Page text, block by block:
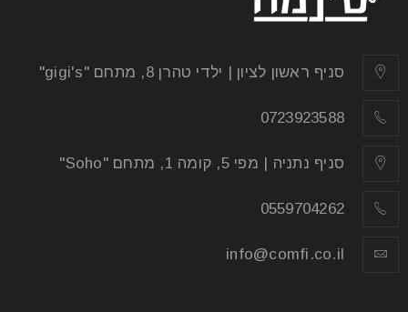
סניף ראשון לציון | ילדי טהרן 8, מתחם "gigi's"
0723923588
סניף נתניה | מפי 5, קומה 1, מתחם "Soho"
0559704262
info@comfi.co.il